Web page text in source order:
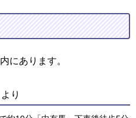
にあります。
り